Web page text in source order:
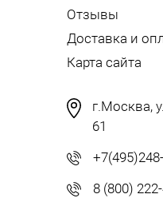
Отзывы
Доставка и
Карта сайта
г.Москва,
61
8 (800)